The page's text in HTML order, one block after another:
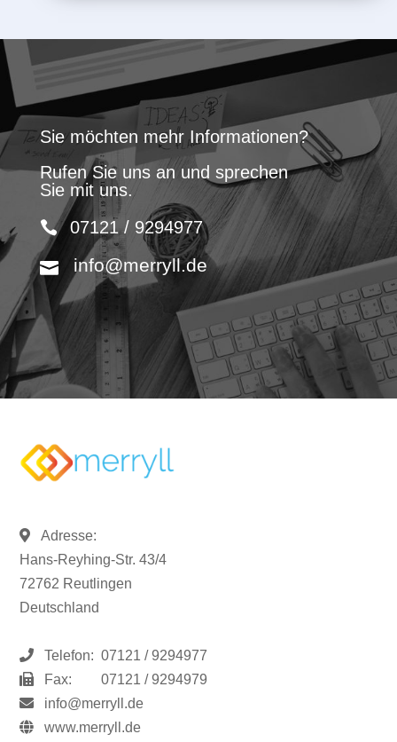
Sie möchten mehr Informationen?
Rufen Sie uns an und sprechen
Sie mit uns.
07121 / 9294977
info@merryll.de
Adresse:
Hans-Reyhing-Str. 43/4
72762 Reutlingen
Deutschland
Telefon: 07121 / 9294977
Fax:
07121 / 9294979
info@merryll.de
www.merryll.de